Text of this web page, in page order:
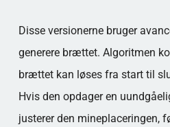
Disse versionerne bruger
generere brættet. Algoritmen
brættet kan løses fra start til
Hvis den opdager en
justerer den mineplaceringen,